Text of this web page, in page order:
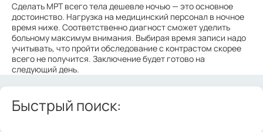
Сделать МРТ всего тела дешевле ночью — это основное
достоинство. Нагрузка на медицинский персонал в ночное
время ниже. Соответственно диагност сможет уделить
больному максимум внимания. Выбирая время записи надо
учитывать, что пройти обследование с контрастом скорее
всего не получится. Заключение будет готово на
следующий день.
Быстрый поиск: